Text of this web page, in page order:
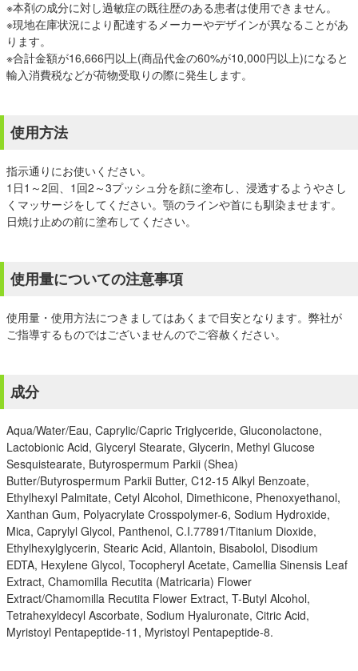
※本剤の成分に対し過敏症の既往歴のある患者は使用できません。
※現地在庫状況により配達するメーカーやデザインが異なることがあ
ります。
※合計金額が16,666円以上(商品代金の60%が10,000円以上)になると
輸入消費税などが荷物受取りの際に発生します。
使用方法
指示通りにお使いください。
1日1～2回、1回2～3プッシュ分を顔に塗布し、浸透するようやさし
くマッサージをしてください。顎のラインや首にも馴染ませます。
日焼け止めの前に塗布してください。
使用量についての注意事項
使用量・使用方法につきましてはあくまで目安となります。弊社が
ご指導するものではございませんのでご容赦ください。
成分
Aqua/Water/Eau, Caprylic/Capric Triglyceride, Gluconolactone,
Lactobionic Acid, Glyceryl Stearate, Glycerin, Methyl Glucose
Sesquistearate, Butyrospermum Parkii (Shea)
Butter/Butyrospermum Parkii Butter, C12-15 Alkyl Benzoate,
Ethylhexyl Palmitate, Cetyl Alcohol, Dimethicone, Phenoxyethanol,
Xanthan Gum, Polyacrylate Crosspolymer-6, Sodium Hydroxide,
Mica, Caprylyl Glycol, Panthenol, C.I.77891/Titanium Dioxide,
Ethylhexylglycerin, Stearic Acid, Allantoin, Bisabolol, Disodium
EDTA, Hexylene Glycol, Tocopheryl Acetate, Camellia Sinensis Leaf
Extract, Chamomilla Recutita (Matricaria) Flower
Extract/Chamomilla Recutita Flower Extract, T-Butyl Alcohol,
Tetrahexyldecyl Ascorbate, Sodium Hyaluronate, Citric Acid,
Myristoyl Pentapeptide-11, Myristoyl Pentapeptide-8.